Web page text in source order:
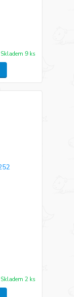
Skladem 9 ks
Skladem 2 ks